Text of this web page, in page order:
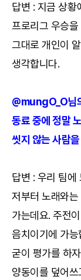
답변 : 지금 상황
프로리그 우승
그대로 개인이
생각합니다.
@mungO_O님
동료 중에 정말
씻지 않는 사람
답변 : 우리 팀에
저부터 노래와
가는데요. 주전
음치이기에 가
굳이 평가를 하
양동이를 덮어